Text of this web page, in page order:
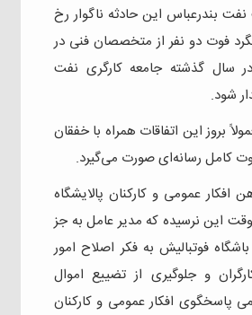
بندرعباس این حادثه ناگوار رخ
فوت دو نفر از متخصصان فنی در
سال گذشته جامعه کارگری نفت
شود.
بروز این اتفاقات همراه با خفقان
کامل رسانه‌ای صورت می‌گیرد.
عمومی و کارکنان پالایشگاه
این نرسیده که مدیر عامل به جز
فوتبالیش به فکر اصلاح امور
و جلوگیری از تضییع اموال
پاسخگوی افکار عمومی و کارکنان